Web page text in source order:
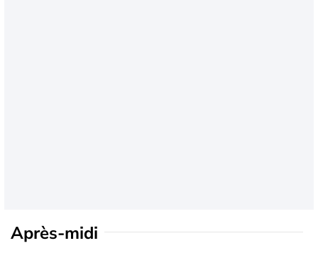
Après-midi